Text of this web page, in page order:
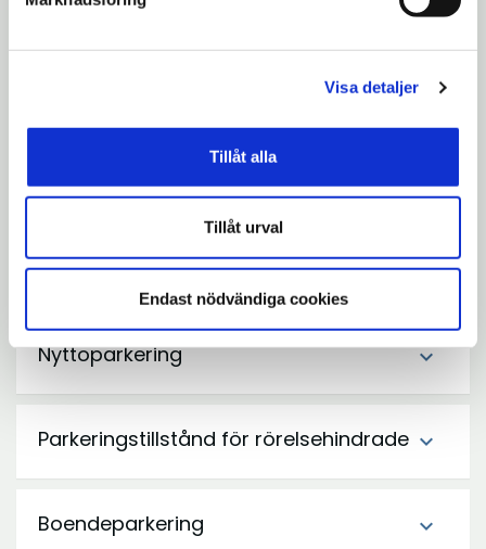
Visa detaljer
Tillåt alla
Tillåt urval
Endast nödvändiga cookies
i
Parkeringsavgifter och betalsätt
Betalzoner expand_more
Felparkering expand_more
Nyttoparkering expand_more
Parkeringstillstånd för rörelsehindrade expand_more
Boendeparkering expand_more